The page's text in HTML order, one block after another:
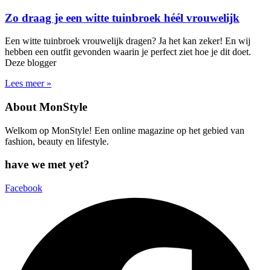
Zo draag je een witte tuinbroek héél vrouwelijk
Een witte tuinbroek vrouwelijk dragen? Ja het kan zeker! En wij
hebben een outfit gevonden waarin je perfect ziet hoe je dit doet.
Deze blogger
Lees meer »
About MonStyle
Welkom op MonStyle! Een online magazine op het gebied van
fashion, beauty en lifestyle.
have we met yet?
Facebook